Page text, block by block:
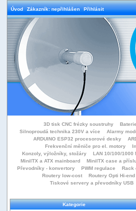
Úvod Zákazník: nepřihlášen Přihlásit
3D tisk CNC frézky soustruhy
Silnoproudá technika 230V a více
Alarmy
ARDUINO ESP32 procesorové desky
Frekvenční měniče pro el. motory
Konzoly, výložníky, stožáry
LAN 10/100/1000
MiniITX a ATX mainboard
MiniITX case a
Převodníky - konvertory
PWM regulace Rack
Routery low-cost
Routery Opti Hi-end
Tiskové servery a převodníky USB
Kategorie